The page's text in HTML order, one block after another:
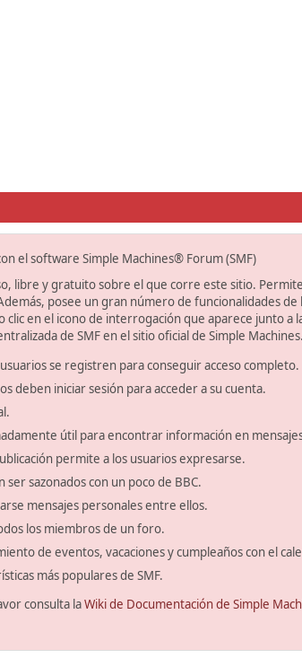
el software Simple Machines® Forum (SMF)
libre y gratuito sobre el que corre este sitio.
posee un gran número de funcionalidades
clic en el icono de interrogación que aparece junto
de SMF en el sitio oficial de Simple Machines.
se registren para conseguir acceso completo.
deben iniciar sesión para acceder a su cuenta.
útil para encontrar información en
permite a los usuarios expresarse.
ser sazonados con un poco de BBC.
mensajes personales entre ellos.
los miembros de un foro.
de eventos, vacaciones y cumpleaños con el
más populares de SMF.
consulta laWiki de Documentación de Simple